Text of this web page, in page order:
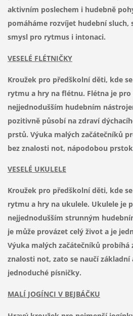
aktivním poslechem i hudebně
pomáháme rozvíjet hudební sluch,
smysl pro rytmus i intonaci.
VESELÉ FLÉTNIČKY
Kroužek pro předškolní děti, kde
rytmu a hry na flétnu. Flétna je
nejjednodušším hudebním
pozitivně působí na zdraví
prstů. Výuka malých začátečníků
bez znalosti not, nápodobou
VESELÉ UKULELE
Kroužek pro předškolní děti, kde
rytmu a hry na ukulele. Ukulele je
nejjednodušším strunným
je může provázet celý život a je
Výuka malých začátečníků probíhá
znalosti not, zato se naučí
jednoduché písničky.
MALÍ JOGÍNCI V BEJBÁČKU